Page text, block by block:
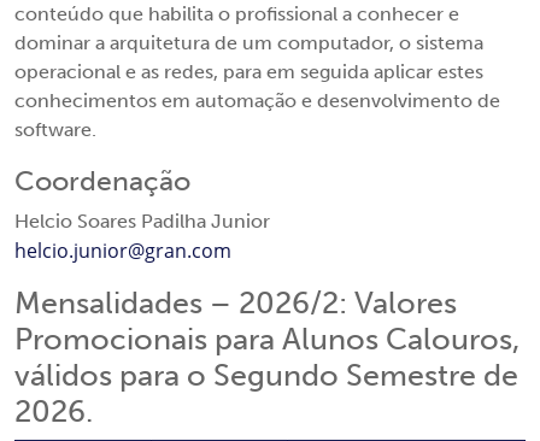
conteúdo que habilita o profissional a conhecer e
dominar a arquitetura de um computador, o sistema
operacional e as redes, para em seguida aplicar estes
conhecimentos em automação e desenvolvimento de
software.
Coordenação
Helcio Soares Padilha Junior
helcio.junior@gran.com
Mensalidades – 2026/2: Valores
Promocionais para Alunos Calouros,
válidos para o Segundo Semestre de
2026.